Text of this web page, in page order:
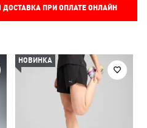
ПРИ ОПЛАТЕ ОНЛАЙН
НОВИНКА